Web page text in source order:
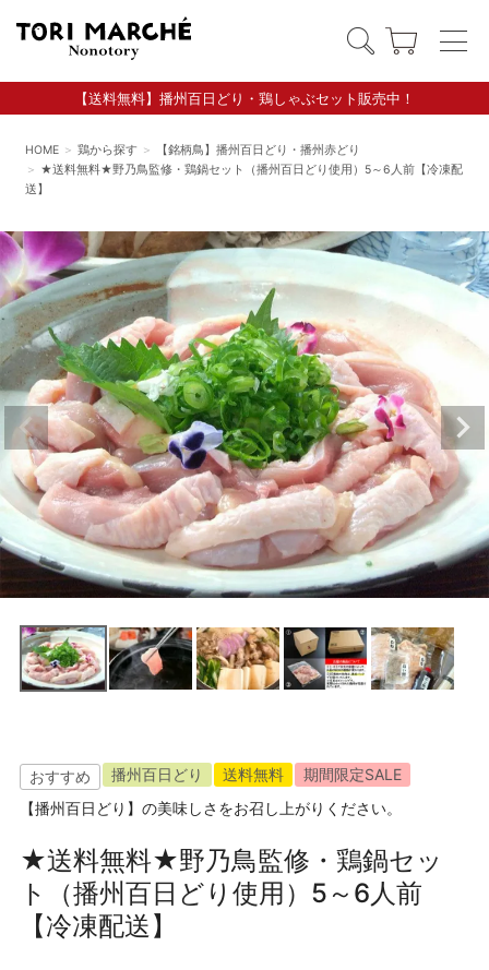
【送料無料】播州百日どり・鶏しゃぶセット販売中！
HOME 鶏から探す
【銘柄鳥】播州百日どり・播州赤どり
★送料無料★野乃鳥監修・鶏鍋セット（播州百日どり使用）5～6人前【冷凍配
送】
おすすめ 播州百日どり 送料無料
期間限定SALE
【播州百日どり】の美味しさをお召し上がりください。
★送料無料★野乃鳥監修・鶏鍋セッ
ト（播州百日どり使用）5～6人前
【冷凍配送】